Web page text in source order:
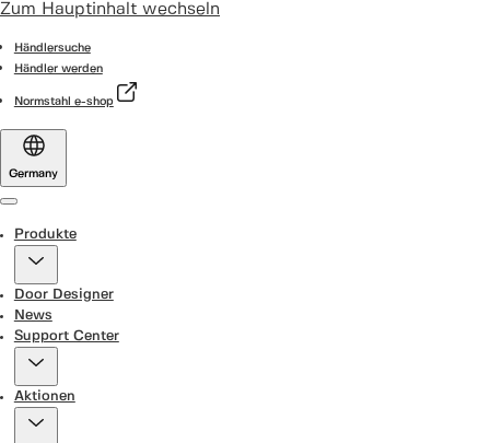
Zum Hauptinhalt wechseln
Händlersuche
Händler werden
Normstahl e-shop
Germany
Produkte
Door Designer
News
Support Center
Aktionen